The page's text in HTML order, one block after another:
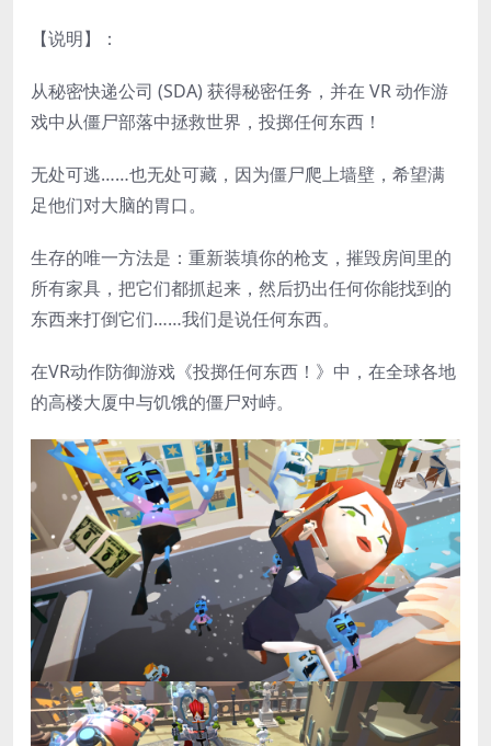
【说明】：
从秘密快递公司 (SDA) 获得秘密任务，并在 VR 动作游
戏中从僵尸部落中拯救世界，投掷任何东西！
无处可逃……也无处可藏，因为僵尸爬上墙壁，希望满
足他们对大脑的胃口。
生存的唯一方法是：重新装填你的枪支，摧毁房间里的
所有家具，把它们都抓起来，然后扔出任何你能找到的
东西来打倒它们……我们是说任何东西。
在VR动作防御游戏《投掷任何东西！》中，在全球各地
的高楼大厦中与饥饿的僵尸对峙。